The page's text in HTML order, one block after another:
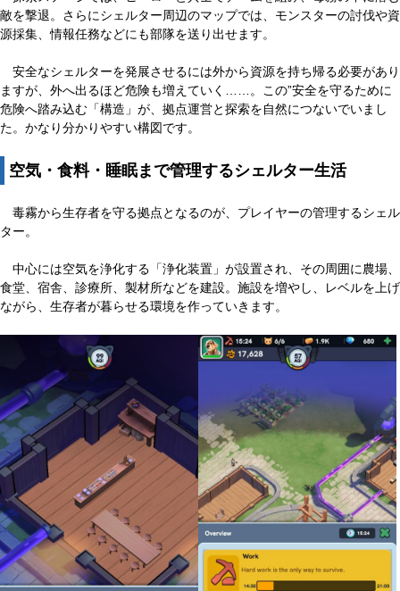
敵を撃退。さらにシェルター周辺のマップでは、モンスターの討伐や資
源採集、情報任務などにも部隊を送り出せます。
安全なシェルターを発展させるには外から資源を持ち帰る必要があり
ますが、外へ出るほど危険も増えていく……。この”安全を守るために
危険へ踏み込む「構造」が、拠点運営と探索を自然につないでいまし
た。かなり分かりやすい構図です。
空気・食料・睡眠まで管理するシェルター生活
毒霧から生存者を守る拠点となるのが、プレイヤーの管理するシェル
ター。
中心には空気を浄化する「浄化装置」が設置され、その周囲に農場、
食堂、宿舎、診療所、製材所などを建設。施設を増やし、レベルを上げ
ながら、生存者が暮らせる環境を作っていきます。